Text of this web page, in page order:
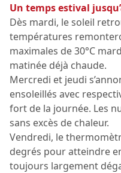
Un temps estival
Dès mardi, le soleil
températures
maximales de 30°C
matinée déjà chaude.
Mercredi et jeudi
ensoleillés avec
fort de la journée. Les
sans excès de chaleur.
Vendredi, le
degrés pour atteindre
toujours largement